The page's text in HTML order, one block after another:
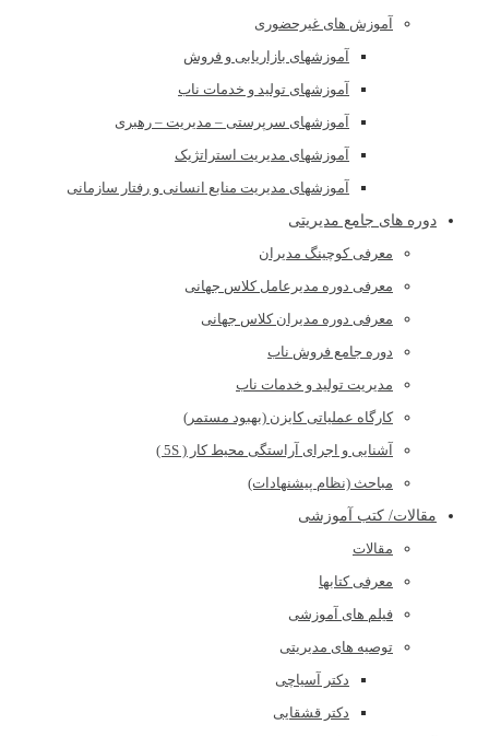
آموزش های غیرحضوری
آموزشهای بازاریابی و فروش
آموزشهای تولید و خدمات ناب
آموزشهای سرپرستی – مدیریت – رهبری
آموزشهای مدیریت استراتژیک
آموزشهای مدیریت منابع انسانی و رفتار سازمانی
دوره های جامع مدیریتی
معرفی کوچینگ مدیران
معرفی دوره مدیرعامل کلاس جهانی
معرفی دوره مدیران کلاس جهانی
دوره جامع فروش ناب
مدیریت تولید و خدمات ناب
کارگاه عملیاتی کایزن (بهبود مستمر)
آشنایی و اجرای آراستگی محیط کار ( 5S )
مباحث (نظام پیشنهادات)
مقالات/ کتب آموزشی
مقالات
معرفی کتابها
فیلم های آموزشی
توصیه های مدیریتی
دکتر آسیاچی
دکتر قشقایی